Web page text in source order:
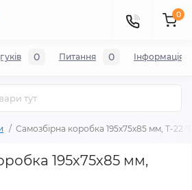
0
Самозбірна коробка 195х75х85 мм, Т-22
195х75х85 мм,
0 Питання 0 Iнформація